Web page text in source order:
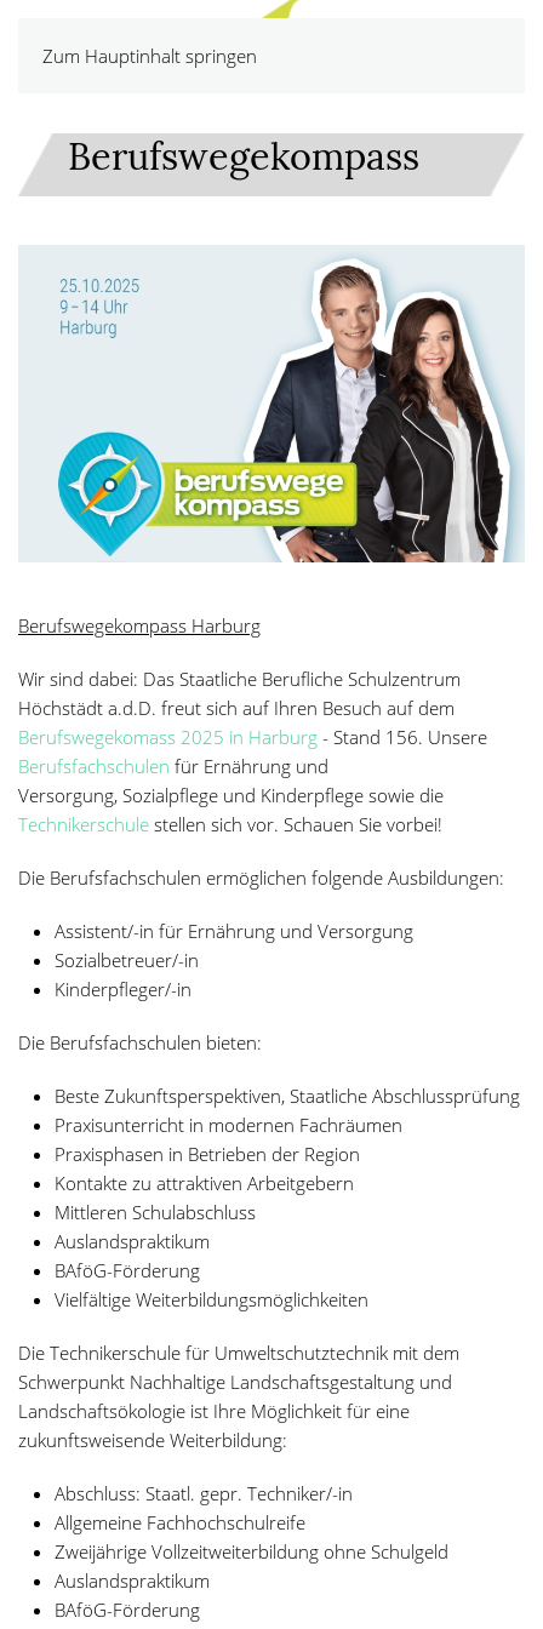
Zum Hauptinhalt springen
Berufswegekompass
Berufswegekompass Harburg
Wir sind dabei: Das Staatliche Berufliche Schulzentrum
Höchstädt a.d.D. freut sich auf Ihren Besuch auf dem
Berufswegekomass 2025 in Harburg - Stand 156. Unsere
Berufsfachschulen für Ernährung und
Versorgung, Sozialpflege und Kinderpflege sowie die
Technikerschule stellen sich vor. Schauen Sie vorbei!
Die Berufsfachschulen ermöglichen folgende Ausbildungen:
Assistent/-in für Ernährung und Versorgung
Sozialbetreuer/-in
Kinderpfleger/-in
Die Berufsfachschulen bieten:
Beste Zukunftsperspektiven, Staatliche Abschlussprüfung
Praxisunterricht in modernen Fachräumen
Praxisphasen in Betrieben der Region
Kontakte zu attraktiven Arbeitgebern
Mittleren Schulabschluss
Auslandspraktikum
BAföG-Förderung
Vielfältige Weiterbildungsmöglichkeiten
Die Technikerschule für Umweltschutztechnik mit dem
Schwerpunkt Nachhaltige Landschaftsgestaltung und
Landschaftsökologie ist Ihre Möglichkeit für eine
zukunftsweisende Weiterbildung:
Abschluss: Staatl. gepr. Techniker/-in
Allgemeine Fachhochschulreife
Zweijährige Vollzeitweiterbildung ohne Schulgeld
Auslandspraktikum
BAföG-Förderung